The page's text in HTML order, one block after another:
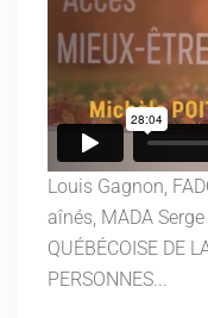
Louis Gagnon,
aînés, MADA
QUÉBÉCOISE DE
PERSONNES...